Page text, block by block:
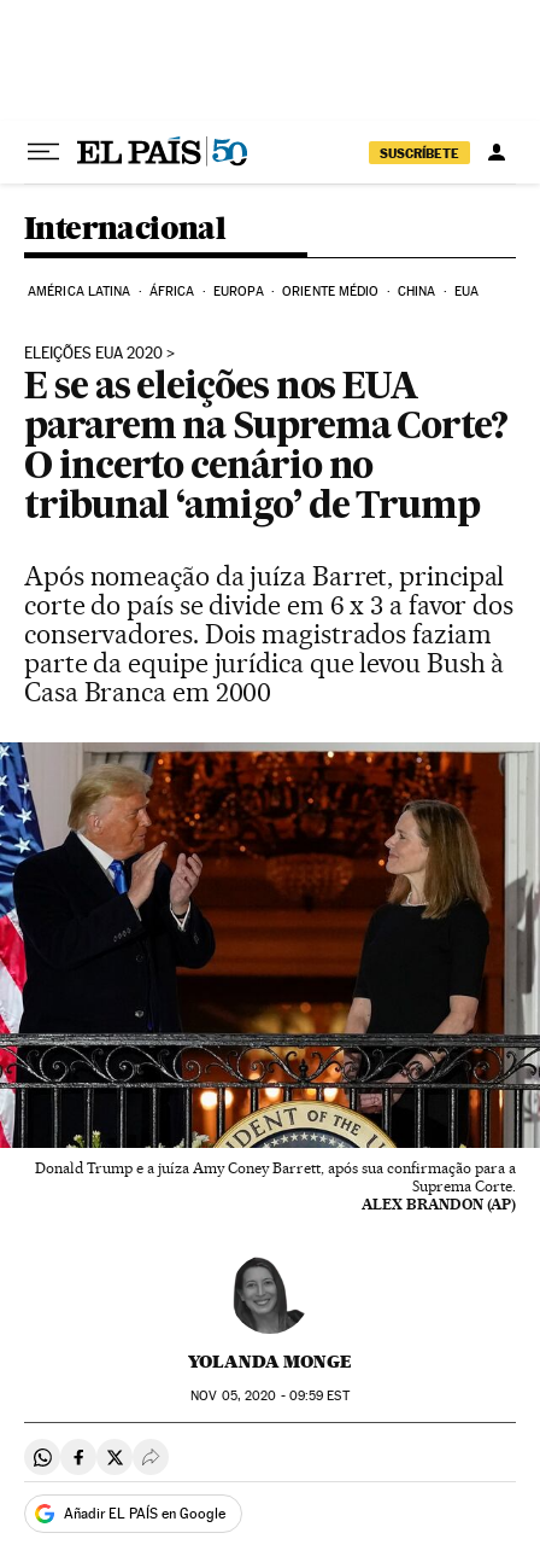
SUSCRÍBETE
Internacional
AMÉRICA LATINA ÁFRICA EUROPA ORIENTE MÉDIO CHINA EUA
ELEIÇÕES EUA 2020
E se as eleições nos EUA
pararem na Suprema Corte?
O incerto cenário no
tribunal ‘amigo’ de Trump
Após nomeação da juíza Barret, principal
corte do país se divide em 6 x 3 a favor dos
conservadores. Dois magistrados faziam
parte da equipe jurídica que levou Bush à
Casa Branca em 2000
Donald Trump e a juíza Amy Coney Barrett, após sua confirmação para a
Suprema Corte.
ALEX BRANDON (AP)
YOLANDA MONGE
NOV 05, 2020 - 09:59 EST
Compartir en Whatsapp
Compartir en Facebook
Compartir en Twitter
Desplegar Redes Sociales
Añadir EL PAÍS en Google